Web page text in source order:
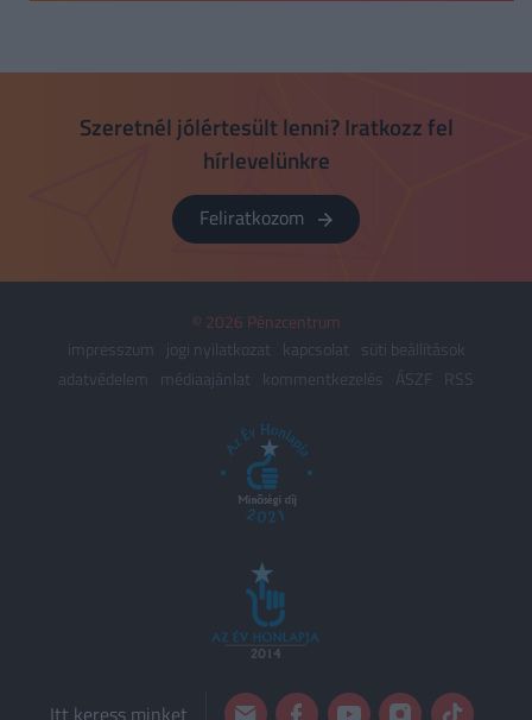
Szeretnél jólértesült lenni? Iratkozz fel
hírlevelünkre
Feliratkozom
© 2026 Pénzcentrum
impresszum
jogi nyilatkozat kapcsolat
süti beállítások
adatvédelem
médiaajánlat kommentkezelés ÁSZF RSS
Itt keress minket